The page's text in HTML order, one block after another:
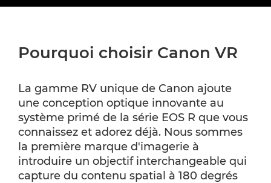
Pourquoi choisir Canon VR
La gamme RV unique de Canon ajoute
une conception optique innovante au
système primé de la série EOS R que vous
connaissez et adorez déjà. Nous sommes
la première marque d'imagerie à
introduire un objectif interchangeable qui
capture du contenu spatial à 180 degrés